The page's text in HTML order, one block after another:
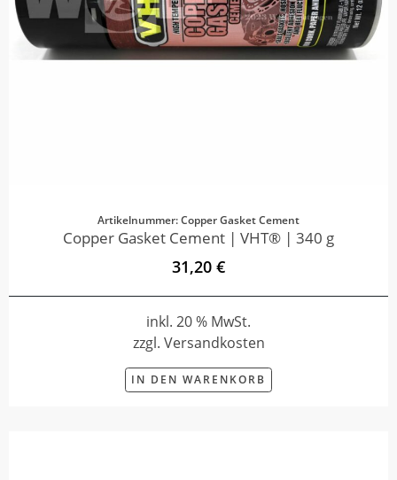
Artikelnummer: Copper Gasket Cement
Copper Gasket Cement | VHT® | 340 g
31,20 €
inkl. 20 % MwSt.
zzgl. Versandkosten
IN DEN WARENKORB